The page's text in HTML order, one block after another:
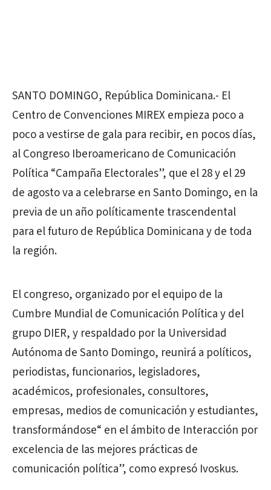
SANTO DOMINGO, República Dominicana.- El
Centro de Convenciones MIREX empieza poco a
poco a vestirse de gala para recibir, en pocos días,
al Congreso Iberoamericano de Comunicación
Política “Campaña Electorales”, que el 28 y el 29
de agosto va a celebrarse en Santo Domingo, en la
previa de un año políticamente trascendental
para el futuro de República Dominicana y de toda
la región.
El congreso, organizado por el equipo de la
Cumbre Mundial de Comunicación Política y del
grupo DIER, y respaldado por la Universidad
Autónoma de Santo Domingo, reunirá a políticos,
periodistas, funcionarios, legisladores,
académicos, profesionales, consultores,
empresas, medios de comunicación y estudiantes,
transformándose“ en el ámbito de Interacción por
excelencia de las mejores prácticas de
comunicación política”, como expresó Ivoskus.